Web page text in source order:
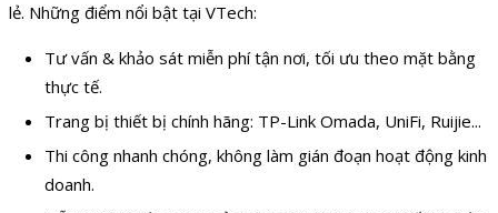
lẻ. Những điểm nổi bật tại VTech:
Tư vấn & khảo sát miễn phí tận nơi, tối ưu theo mặt bằng
thực tế.
Trang bị thiết bị chính hãng: TP-Link Omada, UniFi, Ruijie...
Thi công nhanh chóng, không làm gián đoạn hoạt động kinh
doanh.